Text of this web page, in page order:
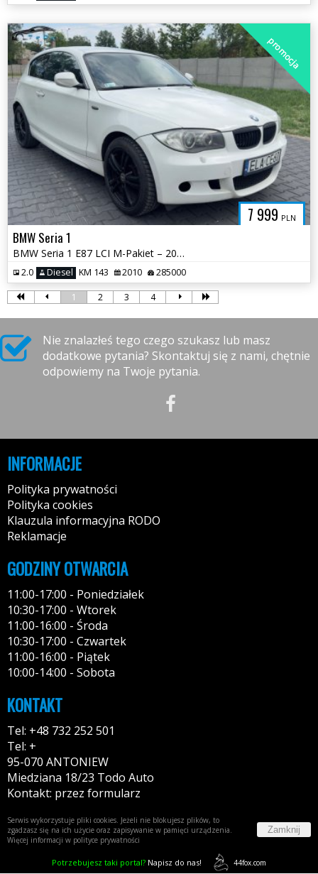
7 999 PLN
promocja
BMW Seria 1
BMW Seria 1 E87 LCI M-Pakiet – 2010/2011 – 2.0 Diesel 143KM
2.0 Diesel KM 143 2010 285000
1 2 3 4
Nie znalazłeś tego czego szukasz lub masz
dodatkowe pytania? Skontaktuj się z nami, chętnie
odpowiemy na Twoje pytania.
INFORMACJE
Polityka prywatności
Polityka cookies
Klauzula informacyjna RODO
Reklamacje
GODZINY OTWARCIA
11:00-17:00 - Poniedziałek
10:30-17:00 - Wtorek
11:00-16:00 - Środa
10:30-17:00 - Czwartek
11:00-16:00 - Piątek
10:00-14:00 - Sobota
KONTAKT
Tel: +48 732 252 501
Tel: +
95-070 ANTONIEW
Miedziana 18/23 Todo Auto
Kontakt: przez formularz
Serwis wykorzystuje pliki cookies. Jeżeli nie blokujesz plików, to
zgadzasz się na ich użycie oraz zapisywanie w pamięci urządzenia.
Więcej informacji w polityce prywatności
Zamknij
Potrzebujesz taki portal? Napisz do nas! 44fox.com